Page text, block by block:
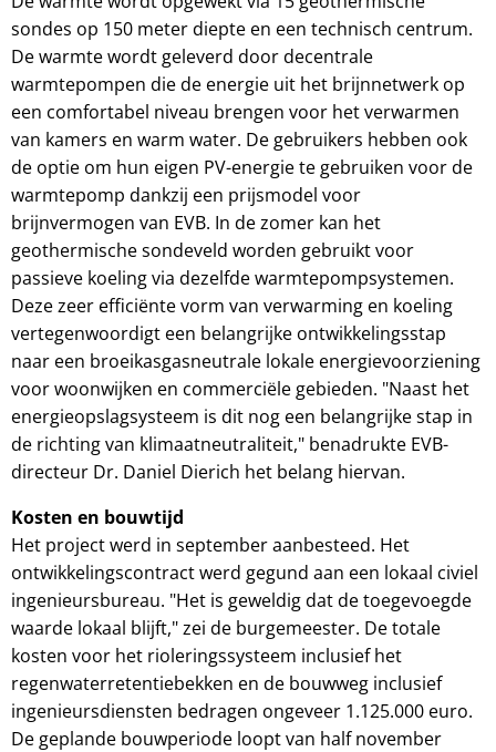
sondes op 150 meter diepte en een technisch centrum.
De warmte wordt geleverd door decentrale
warmtepompen die de energie uit het brijnnetwerk op
een comfortabel niveau brengen voor het verwarmen
van kamers en warm water. De gebruikers hebben ook
de optie om hun eigen PV-energie te gebruiken voor de
warmtepomp dankzij een prijsmodel voor
brijnvermogen van EVB. In de zomer kan het
geothermische sondeveld worden gebruikt voor
passieve koeling via dezelfde warmtepompsystemen.
Deze zeer efficiënte vorm van verwarming en koeling
vertegenwoordigt een belangrijke ontwikkelingsstap
naar een broeikasgasneutrale lokale energievoorziening
voor woonwijken en commerciële gebieden. "Naast het
energieopslagsysteem is dit nog een belangrijke stap in
de richting van klimaatneutraliteit," benadrukte EVB-
directeur Dr. Daniel Dierich het belang hiervan.
Kosten en bouwtijd
Het project werd in september aanbesteed. Het
ontwikkelingscontract werd gegund aan een lokaal civiel
ingenieursbureau. "Het is geweldig dat de toegevoegde
waarde lokaal blijft," zei de burgemeester. De totale
kosten voor het rioleringssysteem inclusief het
regenwaterretentiebekken en de bouwweg inclusief
ingenieursdiensten bedragen ongeveer 1.125.000 euro.
De geplande bouwperiode loopt van half november